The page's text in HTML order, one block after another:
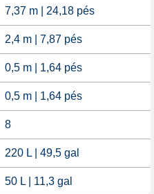
7,37 m | 24,18 pés
2,4 m | 7,87 pés
0,5 m | 1,64 pés
0,5 m | 1,64 pés
8
220 L | 49,5 gal
50 L | 11,3 gal